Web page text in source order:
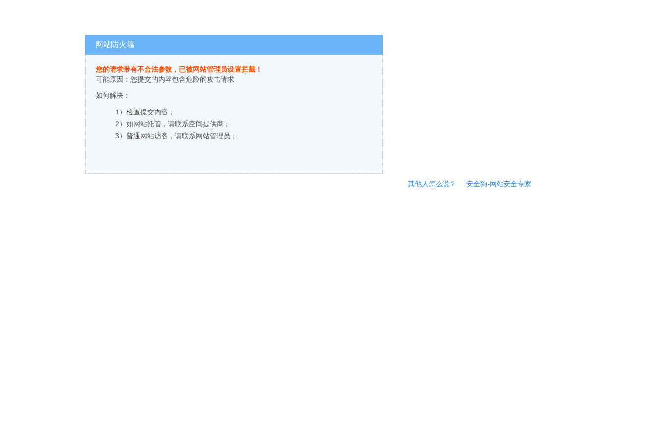
网站防火墙
您的请求带有不合法参数，已被网站管理员设置拦截！
可能原因：您提交的内容包含危险的攻击请求
如何解决：
1）检查提交内容；
2）如网站托管，请联系空间提供商；
3）普通网站访客，请联系网站管理员；
其他人怎么说？ 安全狗-网站安全专家